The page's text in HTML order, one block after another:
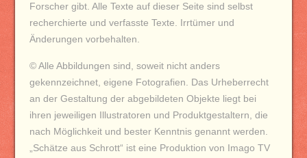
Forscher gibt. Alle Texte auf dieser Seite sind selbst
recherchierte und verfasste Texte. Irrtümer und
Änderungen vorbehalten.
© Alle Abbildungen sind, soweit nicht anders
gekennzeichnet, eigene Fotografien. Das Urheberrecht
an der Gestaltung der abgebildeten Objekte liegt bei
ihren jeweiligen Illustratoren und Produktgestaltern, die
nach Möglichkeit und bester Kenntnis genannt werden.
„Schätze aus Schrott“ ist eine Produktion von Imago TV